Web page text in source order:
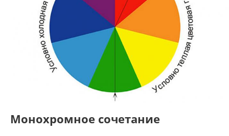
Монохромное сочетание